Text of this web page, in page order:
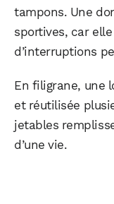
tampons. Une
sportives, car
d’interruptions
En filigrane, une
et réutilisée
jetables
d’une vie.